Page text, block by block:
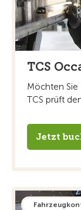
TCS
Möchten
TCS prüft
Jetzt